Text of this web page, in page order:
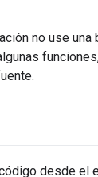
no use
desde el